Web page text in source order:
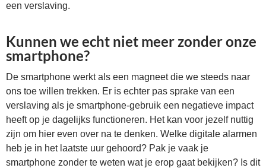
een verslaving.
Kunnen we echt niet meer zonder onze
smartphone?
De smartphone werkt als een magneet die we steeds naar
ons toe willen trekken. Er is echter pas sprake van een
verslaving als je smartphone-gebruik een negatieve impact
heeft op je dagelijks functioneren. Het kan voor jezelf nuttig
zijn om hier even over na te denken. Welke digitale alarmen
heb je in het laatste uur gehoord? Pak je vaak je
smartphone zonder te weten wat je erop gaat bekijken? Is dit